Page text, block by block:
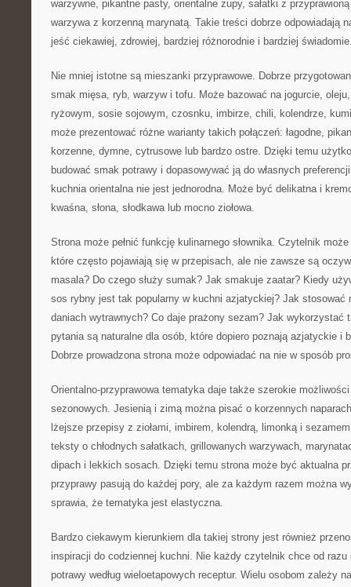
warzywne, pikantne pasty, orientalne zupy, sałatki z
warzywa z korzenną marynatą. Takie treści dobrze odpowiadają
jeść ciekawiej, zdrowiej, bardziej różnorodnie i bardziej
Nie mniej istotne są mieszanki przyprawowe. Dobrze
smak mięsa, ryb, warzyw i tofu. Może bazować na jogurcie,
ryżowym, sosie sojowym, czosnku, imbirze, chili, kolendrze,
może prezentować różne warianty takich połączeń: łagodne,
korzenne, dymne, cytrusowe lub bardzo ostre. Dzięki temu
budować smak potrawy i dopasowywać ją do własnych
kuchnia orientalna nie jest jednorodna. Może być delikatna i
kwaśna, słona, słodkawa lub mocno ziołowa.
Strona może pełnić funkcję kulinarnego słownika. Czytelnik
które często pojawiają się w przepisach, ale nie zawsze są
masala? Do czego służy sumak? Jak smakuje zaatar? Kiedy
sos rybny jest tak popularny w kuchni azjatyckiej? Jak stosować
daniach wytrawnych? Co daje prażony sezam? Jak wykorzystać
pytania są naturalne dla osób, które dopiero poznają azjatyckie i
Dobrze prowadzona strona może odpowiadać na nie w sposób
Orientalno-przyprawowa tematyka daje także szerokie
sezonowych. Jesienią i zimą można pisać o korzennych
lżejsze przepisy z ziołami, imbirem, kolendrą, limonką i
teksty o chłodnych sałatkach, grillowanych warzywach,
dipach i lekkich sosach. Dzięki temu strona może być aktualna
przyprawy pasują do każdej pory, ale za każdym razem można
sprawia, że tematyka jest elastyczna.
Bardzo ciekawym kierunkiem dla takiej strony jest również
inspiracji do codziennej kuchni. Nie każdy czytelnik chce od razu
potrawy według wieloetapowych receptur. Wielu osobom zależy